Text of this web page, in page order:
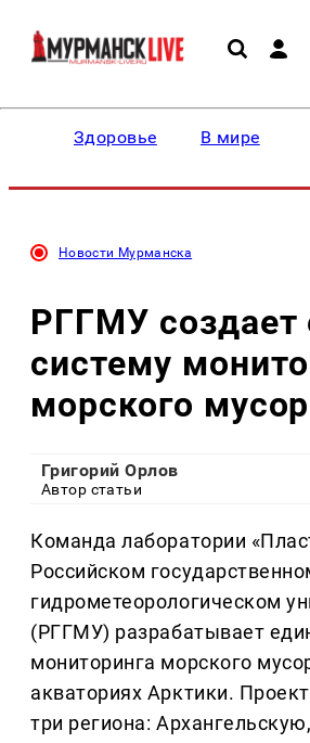
Здоровье В мире
Новости Мурманска
РГГМУ создает
систему
морского
Григорий Орлов
Автор статьи
Команда лаборатории
Российском
гидрометеорологическом
(РГГМУ) разрабатывает
мониторинга морского
акваториях Арктики.
три региона: Архангельскую,